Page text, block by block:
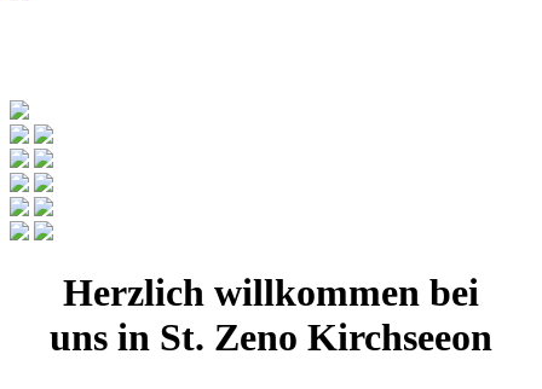
Herzlich willkommen bei
uns in St. Zeno Kirchseeon